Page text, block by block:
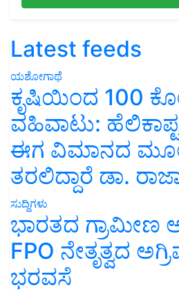
Latest feeds
ಯಶೋಗಾಥೆ
ಕೃಷಿಯಿಂದ 100
ವಹಿವಾಟು:
ಈಗ ವಿಮಾನದ
ತರಲಿದ್ದಾರೆ ಡಾ.
ಸುದ್ದಿಗಳು
ಭಾರತದ ಗ್ರಾಮೀಣ
FPO ನೇತೃತ್ವದ
ಭರವಸೆ